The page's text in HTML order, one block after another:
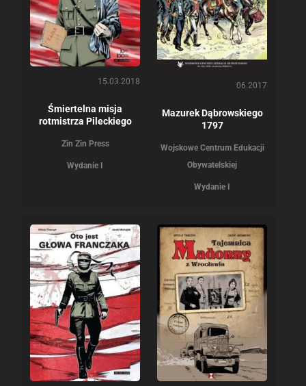
15.03.2018
Śmiertelna misja
rotmistrza Pileckiego
Zin Zin Press
Wydanie I
06.2017
Mazurek Dąbrowskiego
1797
Wojskowe Centrum Edukacji
Obywatelskiej
Wydanie I